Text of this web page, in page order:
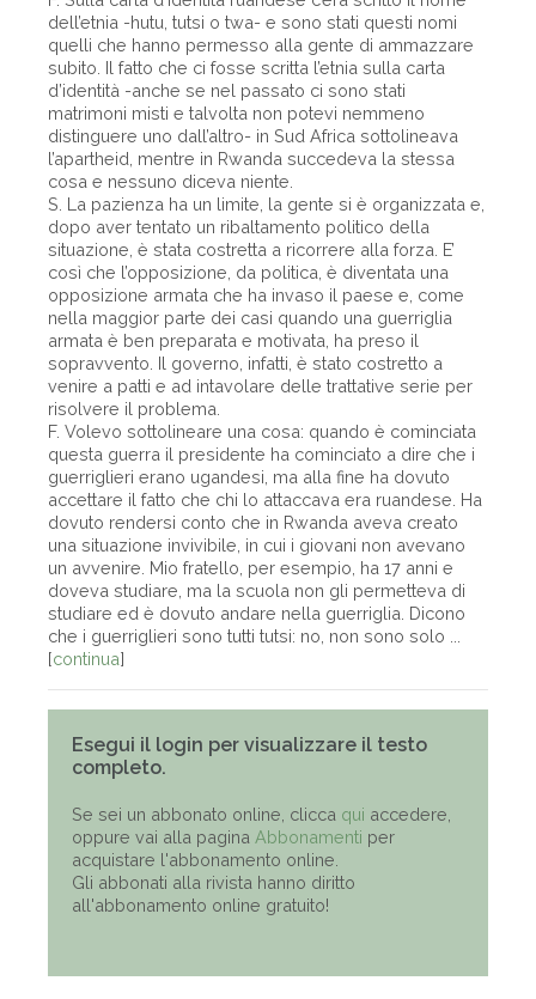
dell’etnia -hutu, tutsi o twa- e sono stati questi nomi
quelli che hanno permesso alla gente di ammazzare
subito. Il fatto che ci fosse scritta l’etnia sulla carta
d’identità -anche se nel passato ci sono stati
matrimoni misti e talvolta non potevi nemmeno
distinguere uno dall’altro- in Sud Africa sottolineava
l’apartheid, mentre in Rwanda succedeva la stessa
cosa e nessuno diceva niente.
S. La pazienza ha un limite, la gente si è organizzata e,
dopo aver tentato un ribaltamento politico della
situazione, è stata costretta a ricorrere alla forza. E’
così che l’opposizione, da politica, è diventata una
opposizione armata che ha invaso il paese e, come
nella maggior parte dei casi quando una guerriglia
armata è ben preparata e motivata, ha preso il
sopravvento. Il governo, infatti, è stato costretto a
venire a patti e ad intavolare delle trattative serie per
risolvere il problema.
F. Volevo sottolineare una cosa: quando è cominciata
questa guerra il presidente ha cominciato a dire che i
guerriglieri erano ugandesi, ma alla fine ha dovuto
accettare il fatto che chi lo attaccava era ruandese. Ha
dovuto rendersi conto che in Rwanda aveva creato
una situazione invivibile, in cui i giovani non avevano
un avvenire. Mio fratello, per esempio, ha 17 anni e
doveva studiare, ma la scuola non gli permetteva di
studiare ed è dovuto andare nella guerriglia. Dicono
che i guerriglieri sono tutti tutsi: no, non sono solo ...
[continua]
Esegui il login per visualizzare il testo
completo.
Se sei un abbonato online, clicca qui accedere,
oppure vai alla pagina Abbonamenti per
acquistare l'abbonamento online.
Gli abbonati alla rivista hanno diritto
all'abbonamento online gratuito!